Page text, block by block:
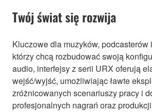
Twój świat się rozwija
Kluczowe dla muzyków, podcasterów
którzy chcą rozbudować swoją
audio, interfejsy z serii URX oferują
wejść/wyjść, umożliwiając ławte
zróżnicowanych scenariuszy pracy i
profesjonalnych nagrań oraz